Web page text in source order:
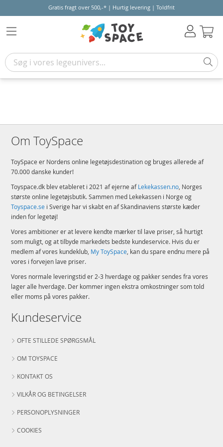
Gratis fragt over 500,-* | Hurtig levering | Toldfrit
Om ToySpace
ToySpace er Nordens online legetøjsdestination og bruges allerede af
70.000 danske kunder!
Toyspace.dk blev etableret i 2021 af ejerne afLekekassen.no , Norges
største online legetøjsbutik. Sammen med Lekekassen i Norge og
Toyspace.se i Sverige har vi skabt en af Skandinaviens største kæder
inden for legetøj!
Vores ambitioner er at levere kendte mærker til lave priser, så hurtigt
som muligt, og at tilbyde markedets bedste kundeservice. Hvis du er
medlem af vores kundeklub, My ToySpace , kan du spare endnu mere på
vores i forvejen lave priser.
Vores normale leveringstid er 2-3 hverdage og pakker sendes fra vores
lager alle hverdage. Der kommer ingen ekstra omkostninger som told
eller moms på vores pakker.
Kundeservice
OFTE STILLEDE SPØRGSMÅL
OM TOYSPACE
KONTAKT OS
VILKÅR OG BETINGELSER
PERSONOPLYSNINGER
COOKIES